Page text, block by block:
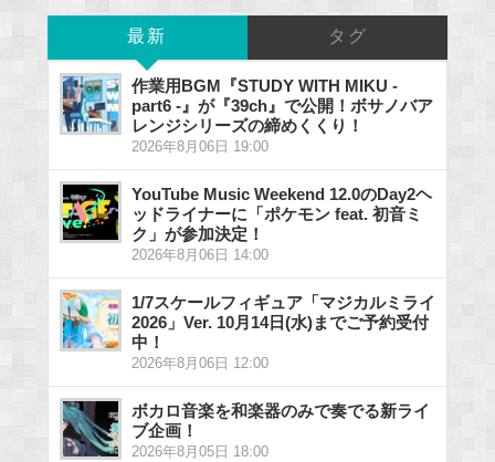
最新 タグ
作業用BGM『STUDY WITH MIKU -
part6 -』が『39ch』で公開！ボサノバア
レンジシリーズの締めくくり！
2026年8月06日 19:00
YouTube Music Weekend 12.0のDay2ヘ
ッドライナーに「ポケモン feat. 初音ミ
ク」が参加決定！
2026年8月06日 14:00
1/7スケールフィギュア「マジカルミライ
2026」Ver. 10月14日(水)までご予約受付
中！
2026年8月06日 12:00
ボカロ音楽を和楽器のみで奏でる新ライ
ブ企画！
2026年8月05日 18:00